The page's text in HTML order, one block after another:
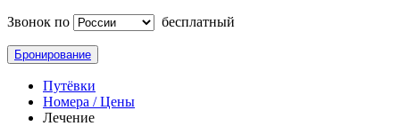
Звонок по
бесплатный
Бронирование
Путёвки
Номера / Цены
Лечение